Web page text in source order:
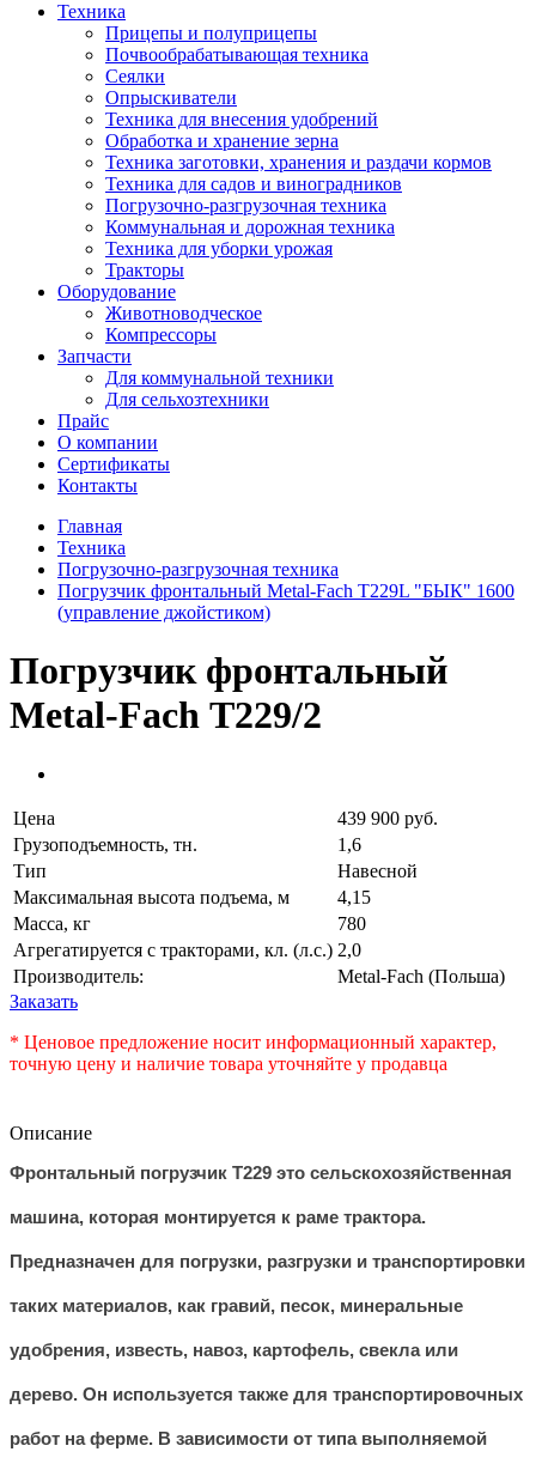
Техника
Прицепы и полуприцепы
Почвообрабатывающая техника
Сеялки
Опрыскиватели
Техника для внесения удобрений
Обработка и хранение зерна
Техника заготовки, хранения и раздачи кормов
Техника для садов и виноградников
Погрузочно-разгрузочная техника
Коммунальная и дорожная техника
Техника для уборки урожая
Тракторы
Оборудование
Животноводческое
Компрессоры
Запчасти
Для коммунальной техники
Для сельхозтехники
Прайс
О компании
Сертификаты
Контакты
Главная
Техника
Погрузочно-разгрузочная техника
Погрузчик фронтальный Metal-Fach Т229L "БЫК" 1600
(управление джойстиком)
Погрузчик фронтальный
Metal-Fach Т229/2
Цена
439 900 руб.
Грузоподъемность, тн.
1,6
Тип
Навесной
Максимальная высота подъема, м
4,15
Масса, кг
780
Агрегатируется с тракторами, кл. (л.с.) 2,0
Производитель:
Metal-Fach (Польша)
Заказать
* Ценовое предложение носит информационный характер,
точную цену и наличие товара уточняйте у продавца
Описание
Фронтальный погрузчик Т229 это сельскохозяйственная
машина, которая монтируется к раме трактора.
Предназначен для погрузки, разгрузки и транспортировки
таких материалов, как гравий, песок, минеральные
удобрения, известь, навоз, картофель, свекла или
дерево. Он используется также для транспортировочных
работ на ферме. В зависимости от типа выполняемой